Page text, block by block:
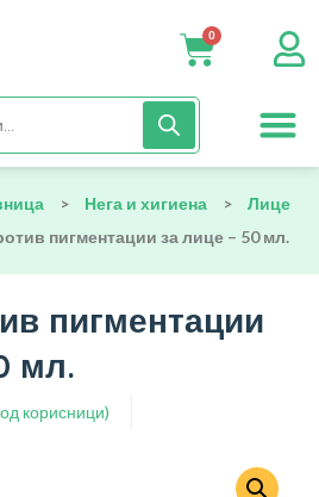
0
> Нега и хигиена >
Лице
пигментации за лице – 50 мл.
пигментации
мл.
корисници)